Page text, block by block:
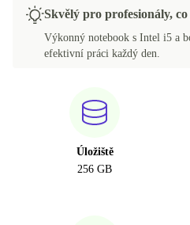
Skvělý pro profesionály,
Výkonný notebook s Intel i5 a
efektivní práci každý den.
Úložiště
256 GB